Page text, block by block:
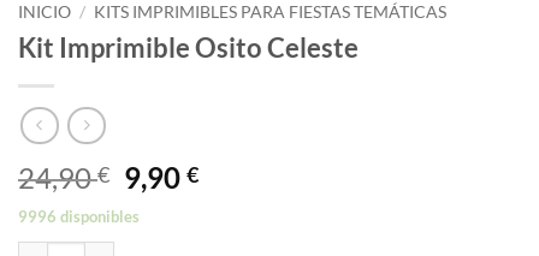
INICIO / KITS IMPRIMIBLES PARA FIESTAS TEMÁTICAS
Kit Imprimible Osito Celeste
24,90€ El
precio
original
9,90€El
9996 disponibles